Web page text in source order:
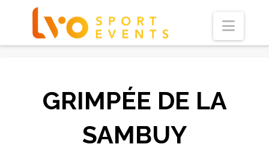
GRIMPÉE DE LA
SAMBUY